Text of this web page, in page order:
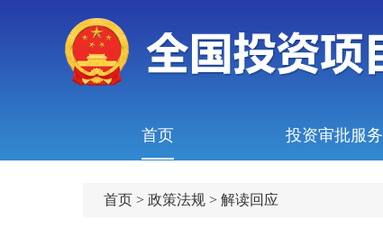
首页 投资审批服务
首页 >政策法规 >解读回应